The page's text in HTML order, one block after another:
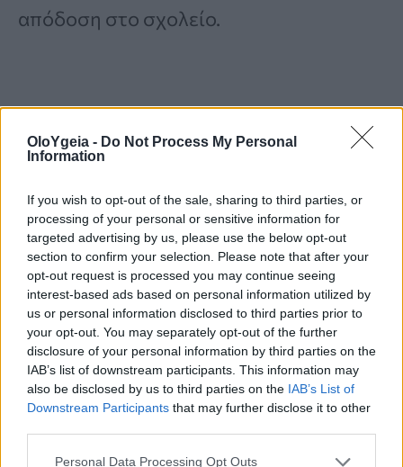
OloYgeia - Do Not Process My Personal
Information
If you wish to opt-out of the sale, sharing to third parties, or
processing of your personal or sensitive information for
targeted advertising by us, please use the below opt-out
section to confirm your selection. Please note that after your
opt-out request is processed you may continue seeing
interest-based ads based on personal information utilized by
us or personal information disclosed to third parties prior to
your opt-out. You may separately opt-out of the further
disclosure of your personal information by third parties on the
IAB’s list of downstream participants. This information may
also be disclosed by us to third parties on the IAB’s List of
Downstream Participants that may further disclose it to other
Personal Data Processing Opt Outs
απόδοση στο σχολείο.
ΜΌΛΥΒΔΟΣ
Just in